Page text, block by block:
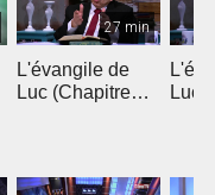
27 min
L'évangile de
Luc (Chapitre
Luc